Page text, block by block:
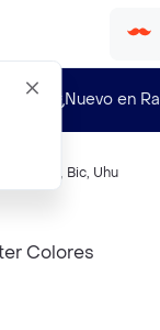
¿Nuevo en
, Bic, Uhu